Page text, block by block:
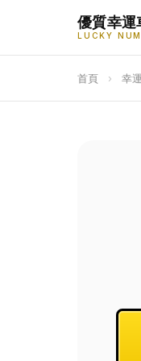
優質幸運
LUCKY
首頁 › 幸